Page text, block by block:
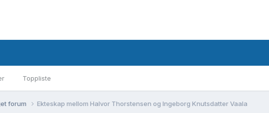
Toppliste
forum Ekteskap mellom Halvor Thorstensen og Ingeborg Knutsdatter Vaala